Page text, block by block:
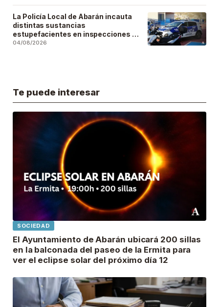
La Policía Local de Abarán incauta
distintas sustancias
estupefacientes en inspecciones a
locales públicos del municipio
04/08/2026
Te puede interesar
SOCIEDAD
El Ayuntamiento de Abarán ubicará 200 sillas
en la balconada del paseo de la Ermita para
ver el eclipse solar del próximo día 12